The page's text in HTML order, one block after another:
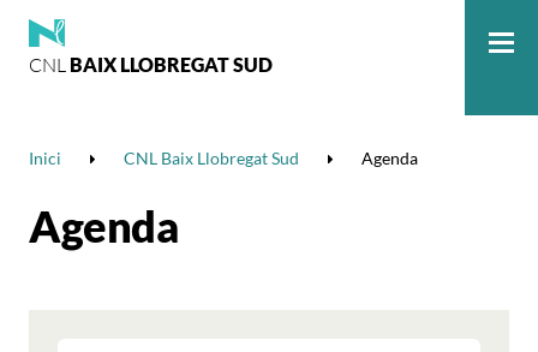
CNL BAIX LLOBREGAT SUD
Inici CNL Baix Llobregat Sud Agenda
Agenda